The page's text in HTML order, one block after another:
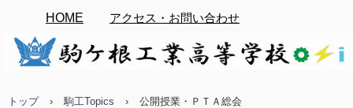
HOME アクセス・お問い合わせ
トップ › 駒工Topics › 公開授業・ＰＴＡ総会